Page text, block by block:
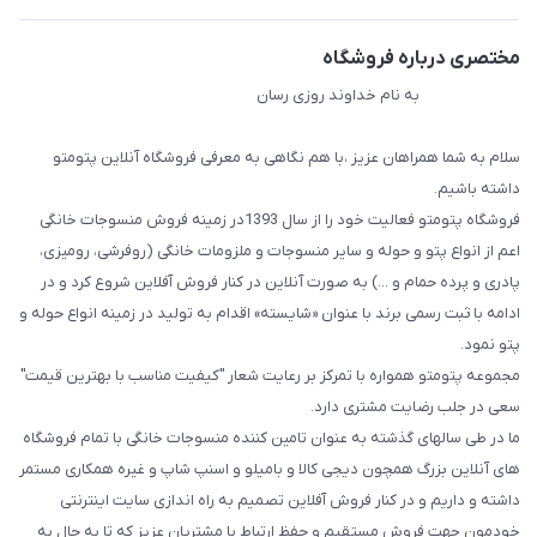
مختصری درباره فروشگاه
به نام خداوند روزی رسان
سلام به شما همراهان عزیز ،با هم نگاهی به معرفی فروشگاه آنلاین پتومتو
داشته باشیم.
فروشگاه پتومتو فعالیت خود را از سال 1393در زمینه فروش منسوجات خانگی
اعم از انواع پتو و حوله و سایر منسوجات و ملزومات خانگی (روفرشی، رومیزی،
پادری و پرده حمام و ...) به صورت آنلاین در کنار فروش آفلاین شروع کرد و در
ادامه با ثبت رسمی برند با عنوان «شایسته» اقدام به تولید در زمینه انواع حوله و
پتو نمود.
مجموعه پتومتو همواره با تمرکز بر رعایت شعار "کیفیت مناسب با بهترین قیمت"
سعی در جلب رضایت مشتری دارد.
ما در طی سالهای گذشته به عنوان تامین کننده منسوجات خانگی با تمام فروشگاه
های آنلاین بزرگ همچون دیجی کالا و بامیلو و اسنپ شاپ و غیره همکاری مستمر
داشته و داریم و در کنار فروش آفلاین تصمیم به راه اندازی سایت اینترنتی
خودمون جهت فروش مستقیم و حفظ ارتباط با مشتریان عزیز که تا به حال به